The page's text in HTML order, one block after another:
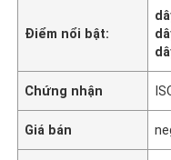
Điểm nổi bật:
Chứng nhận
Giá bán